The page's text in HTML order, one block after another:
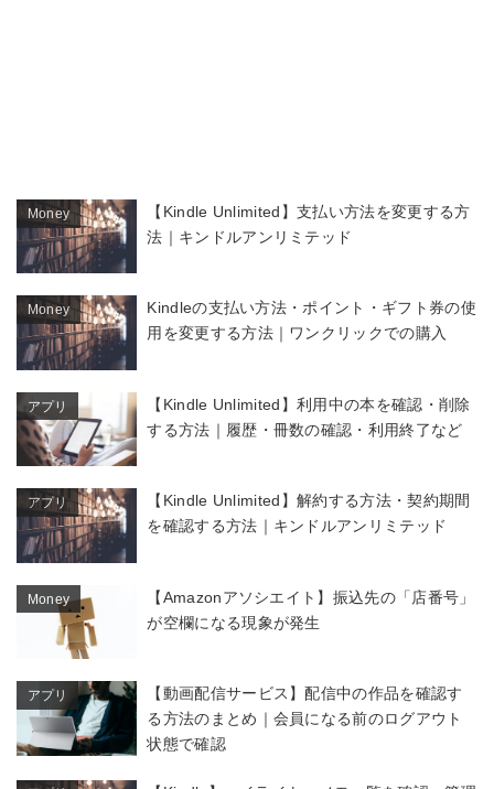
Money
【Kindle Unlimited】支払い方法を変更する方
法｜キンドルアンリミテッド
Money
Kindleの支払い方法・ポイント・ギフト券の使
用を変更する方法｜ワンクリックでの購入
アプリ
【Kindle Unlimited】利用中の本を確認・削除
する方法｜履歴・冊数の確認・利用終了など
アプリ
【Kindle Unlimited】解約する方法・契約期間
を確認する方法｜キンドルアンリミテッド
Money
【Amazonアソシエイト】振込先の「店番号」
が空欄になる現象が発生
アプリ
【動画配信サービス】配信中の作品を確認す
る方法のまとめ｜会員になる前のログアウト
状態で確認